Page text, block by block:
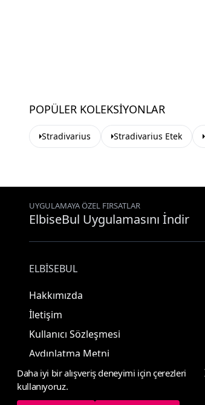
POPÜLER KOLEKSIYONLAR
Stradivarius Stradivarius Etek
UYGULAMAYA ÖZEL FIRSATLAR
ElbiseBul Uygulamasını İndir
ELBISEBUL
Hakkımızda
İletişim
Kullanıcı Sözleşmesi
Aydınlatma Metni
Daha iyi bir alışveriş deneyimi için çerezleri
kullanıyoruz.